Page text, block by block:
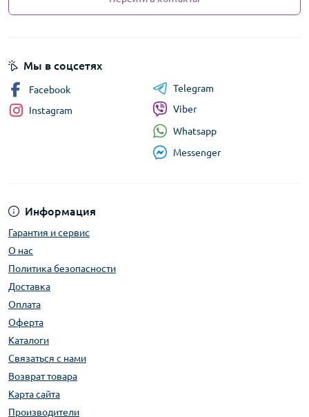
Информация
Гарантия и сервис
О нас
Политика безопасности
Доставка
Оплата
Оферта
Каталоги
Связаться с нами
Возврат товара
Карта сайта
Производители
Мы в соцсетях
Facebook
Instagram
Telegram
Viber
Whatsapp
Messenger